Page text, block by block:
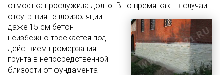
отмостка прослужила долго. В то время как в случаи
отсутствия теплоизоляции
даже 15 см бетон
неизбежно трескается под
действием промерзания
грунта в непосредственной
близости от фундамента